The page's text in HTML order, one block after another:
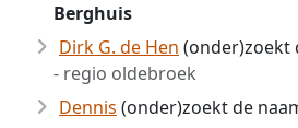
Berghuis
Dirk G. de Hen (onder)zoekt
- regio oldebroek
Dennis (onder)zoekt de